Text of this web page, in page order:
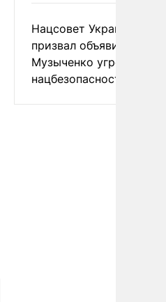
Нацсовет Украины по
призвал объявить
Музыченко угрозой
нацбезопасности